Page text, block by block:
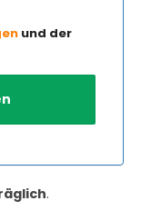
und der
.